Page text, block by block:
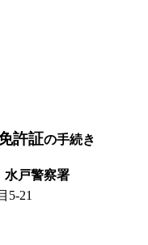
許証の手続き
水戸警察署
5-21